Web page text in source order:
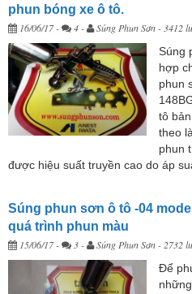
phun bóng xe ô tô.
16/06/17- 4 - Súng Phun Sơn- 3412
Súng
hợp
phun
tô
theo
phun
được hiệu suất truyền cao do áp
Súng phun sơn ô tô -04
quá trình phun màu
15/06/17- 3 - Súng Phun Sơn- 2732
Để